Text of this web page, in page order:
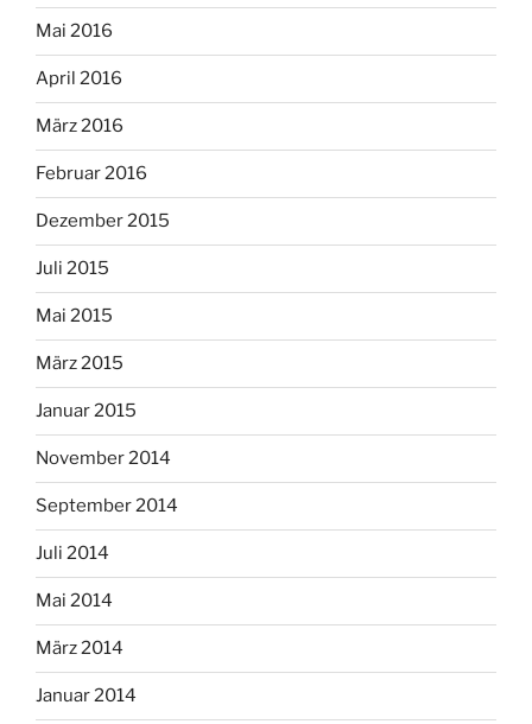
Mai 2016
April 2016
März 2016
Februar 2016
Dezember 2015
Juli 2015
Mai 2015
März 2015
Januar 2015
November 2014
September 2014
Juli 2014
Mai 2014
März 2014
Januar 2014